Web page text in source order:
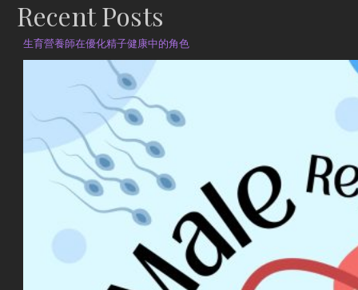
Recent Posts
生育營養師在優化精子健康中的角色